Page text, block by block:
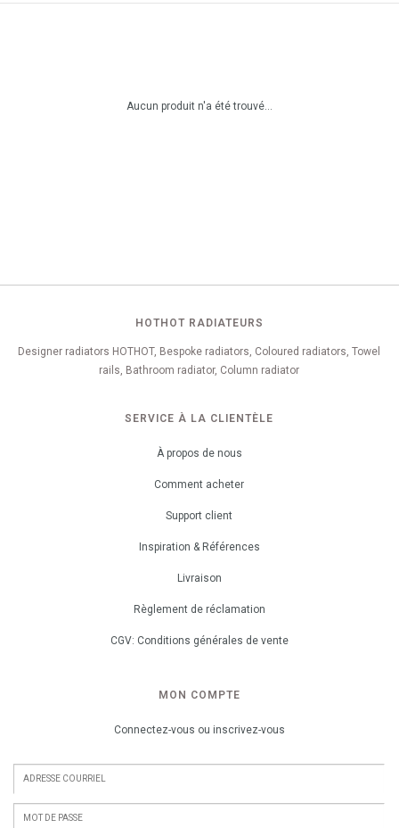
Aucun produit n'a été trouvé...
HOTHOT RADIATEURS
Designer radiators HOTHOT, Bespoke radiators, Coloured radiators, Towel
rails, Bathroom radiator, Column radiator
SERVICE À LA CLIENTÈLE
À propos de nous
Comment acheter
Support client
Inspiration & Références
Livraison
Règlement de réclamation
CGV: Conditions générales de vente
MON COMPTE
Connectez-vous ou inscrivez-vous